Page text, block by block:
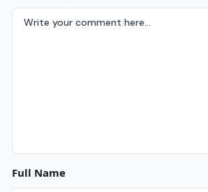
Full Name